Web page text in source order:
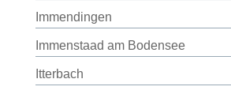
Immendingen
Immenstaad am Bodensee
Itterbach